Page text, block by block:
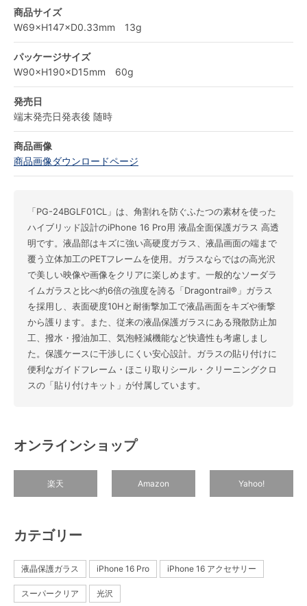
商品サイズ
W69×H147×D0.33mm 13g
パッケージサイズ
W90×H190×D15mm 60g
発売日
端末発売日発表後 随時
商品画像
商品画像ダウンロードページ
「PG-24BGLF01CL」は、角割れを防ぐふたつの素材を使った
ハイブリッド設計のiPhone 16 Pro用 液晶全面保護ガラス 高透
明です。液晶部はキズに強い高硬度ガラス、液晶画面の端まで
覆う立体加工のPETフレームを使用。ガラスならではの高光沢
で美しい映像や画像をクリアに楽しめます。一般的なソーダラ
イムガラスと比べ約6倍の強度を誇る「Dragontrail®」ガラス
を採用し、表面硬度10Hと耐衝撃加工で液晶画面をキズや衝撃
から護ります。また、従来の液晶保護ガラスにある飛散防止加
工、撥水・撥油加工、気泡軽減機能など快適性も考慮しまし
た。保護ケースに干渉しにくい安心設計。ガラスの貼り付けに
便利なガイドフレーム・ほこり取りシール・クリーニングクロ
スの「貼り付けキット」が付属しています。
オンラインショップ
楽天 Amazon Yahoo!
カテゴリー
液晶保護ガラス iPhone 16 Pro iPhone 16 アクセサリー
スーパークリア 光沢